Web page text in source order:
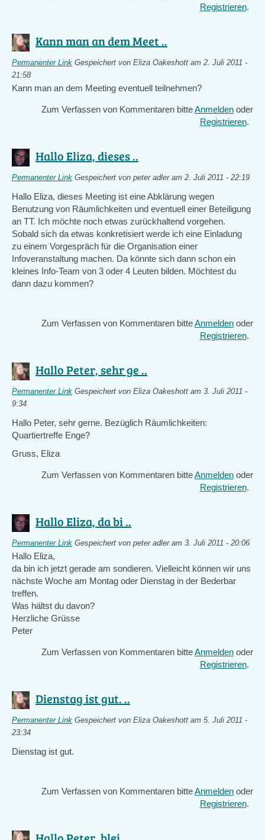
Registrieren.
Kann man an dem Meet ..
Permanenter Link Gespeichert von Eliza Oakeshott am 2. Juli 2011 -
21:58
Kann man an dem Meeting eventuell teilnehmen?
Zum Verfassen von Kommentaren bitteAnmelden oder
Registrieren.
Hallo Eliza, dieses ..
Permanenter Link Gespeichert von peter adleram 2. Juli 2011 - 22:19
Hallo Eliza, dieses Meeting ist eine Abklärung wegen
Benutzung von Räumlichkeiten und eventuell einer Beteiligung
an TT. Ich möchte noch etwas zurückhaltend vorgehen.
Sobald sich da etwas konkretisiert werde ich eine Einladung
zu einem Vorgespräch für die Organisation einer
Infoveranstaltung machen. Da könnte sich dann schon ein
kleines Info-Team von 3 oder 4 Leuten bilden. Möchtest du
dann dazu kommen?
Zum Verfassen von Kommentaren bitteAnmelden oder
Registrieren.
Hallo Peter, sehr ge ..
Permanenter Link Gespeichert von Eliza Oakeshott am 3. Juli 2011 -
9:34
Hallo Peter, sehr gerne. Bezüglich Räumlichkeiten:
Quartiertreffe Enge?
Gruss, Eliza
Zum Verfassen von Kommentaren bitteAnmelden oder
Registrieren.
Hallo Eliza, da bi ..
Permanenter Link Gespeichert von peter adleram 3. Juli 2011 - 20:06
Hallo Eliza,
da bin ich jetzt gerade am sondieren. Vielleicht können wir uns
nächste Woche am Montag oder Dienstag in der Bederbar
treffen.
Was hältst du davon?
Herzliche Grüsse
Peter
Zum Verfassen von Kommentaren bitteAnmelden oder
Registrieren.
Dienstag ist gut. ..
Permanenter Link Gespeichert von Eliza Oakeshott am 5. Juli 2011 -
23:34
Dienstag ist gut.
Zum Verfassen von Kommentaren bitteAnmelden oder
Registrieren.